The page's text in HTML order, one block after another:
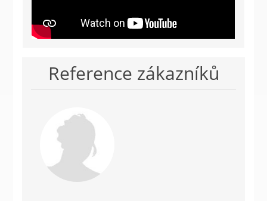
Reference zákazníků